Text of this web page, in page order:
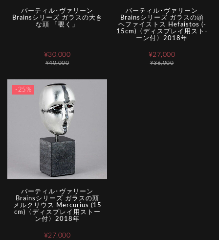
バーティル･ヴァリーン
Brainsシリーズ ガラスの大き
な頭 「覗く」
¥40,000
¥30,000
バーティル･ヴァリーン
Brainsシリーズ ガラスの頭
ヘファイストス Hefaistos (­
1­5­c­m­)­〈­デ­ィ­ス­プ­レ­イ­用­ス­ト­
ー­ン­付­〉­2­0­1­8­年
¥36,000
¥27,000
-25%
バーティル･ヴァリーン
Brainsシリーズ ガラスの頭
メルクリウス Mercurius (15
cm)〈ディスプレイ用ストー
ン付〉2018年
¥27,000